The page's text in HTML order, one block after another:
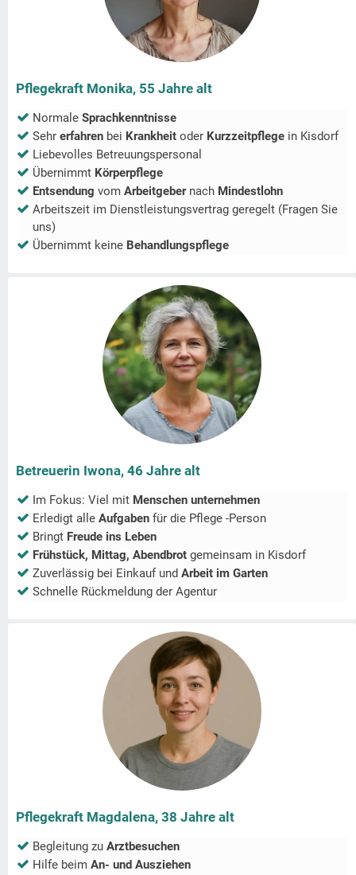
Pflegekraft Monika, 55 Jahre alt
Normale Sprachkenntnisse
Sehr erfahren bei Krankheit oder Kurzzeitpflege in Kisdorf
Liebevolles Betreuungspersonal
Übernimmt Körperpflege
Entsendung vom Arbeitgeber nach Mindestlohn
Arbeitszeit im Dienstleistungsvertrag geregelt (Fragen Sie
uns)
Übernimmt keine Behandlungspflege
Betreuerin Iwona, 46 Jahre alt
Im Fokus: Viel mit Menschen unternehmen
Erledigt alle Aufgaben für die Pflege -Person
Bringt Freude ins Leben
Frühstück, Mittag, Abendbrot gemeinsam in Kisdorf
Zuverlässig bei Einkauf und Arbeit im Garten
Schnelle Rückmeldung der Agentur
Pflegekraft Magdalena, 38 Jahre alt
Begleitung zu Arztbesuchen
Hilfe beim An- und Ausziehen